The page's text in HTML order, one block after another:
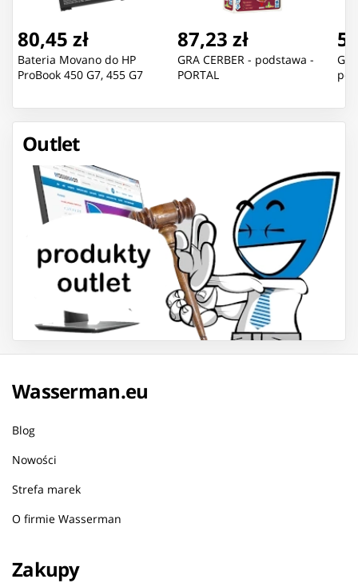
80,45 zł
Bateria Movano do HP
ProBook 450 G7, 455 G7
87,23 zł
GRA CERBER - podstawa -
PORTAL
Outlet
Wasserman.eu
Blog
Nowości
Strefa marek
O firmie Wasserman
Zakupy